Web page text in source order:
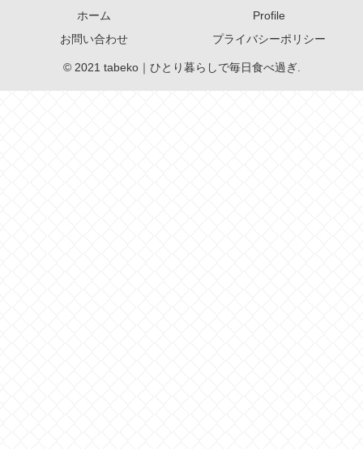
ホーム
Profile
お問い合わせ
プライバシーポリシー
© 2021 tabeko｜ひとり暮らしで毎日食べ過ぎ.